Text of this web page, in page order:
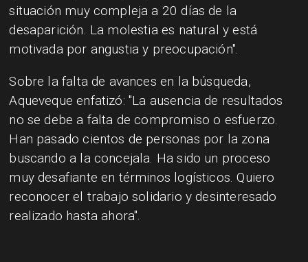
situación muy compleja a 20 días de la
desaparición. La molestia es natural y está
motivada por angustia y preocupación".
Sobre la falta de avances en la búsqueda,
Aqueveque enfatizó: "La ausencia de resultados
no se debe a falta de compromiso o esfuerzo.
Han pasado cientos de personas por la zona
buscando a la concejala. Ha sido un proceso
muy desafiante en términos logísticos. Quiero
reconocer el trabajo solidario y desinteresado
realizado hasta ahora".